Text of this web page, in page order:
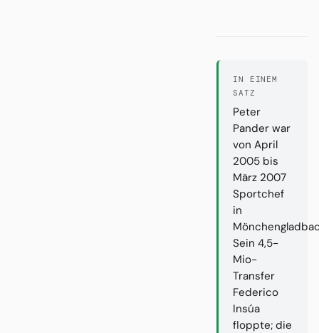
IN EINEM
SATZ
Peter
Pander war
von April
2005 bis
März 2007
Sportchef
in
Sein 4,5-
Mio-
Transfer
Federico
Insúa
floppte; die